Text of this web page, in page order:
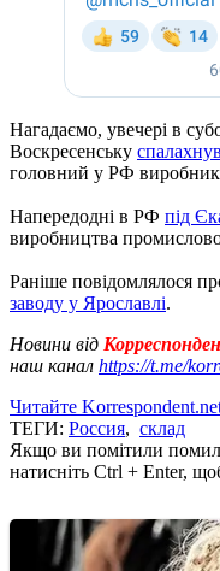
Нагадаємо, увечері в
Воскресенську
головний у РФ
Напередодні в РФ під
виробництва
Раніше повідомлялося
заводу у Ярославлі.
Новини від
наш канал https://t.me/
Читайте
ТЕГИ: Россия, склад
Якщо ви помітили
натисніть Ctrl + Enter,